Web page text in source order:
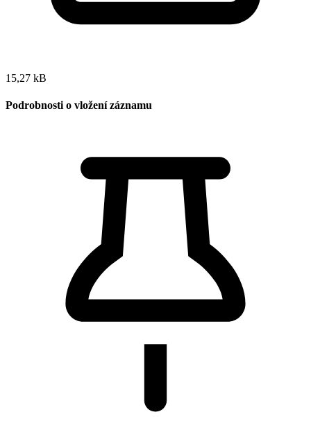
15,27 kB
Podrobnosti o vložení záznamu